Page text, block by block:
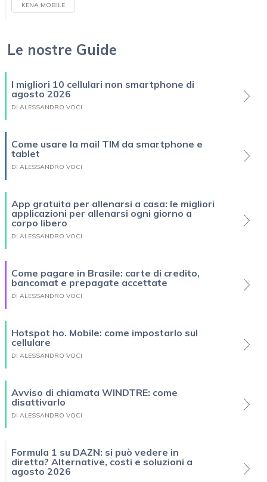
KENA MOBILE
Le nostre Guide
I migliori 10 cellulari non smartphone di
agosto 2026
DI ALESSANDRO VOCI
Come usare la mail TIM da smartphone e
tablet
DI ALESSANDRO VOCI
App gratuita per allenarsi a casa: le migliori
applicazioni per allenarsi ogni giorno a
corpo libero
DI ALESSANDRO VOCI
Come pagare in Brasile: carte di credito,
bancomat e prepagate accettate
DI ALESSANDRO VOCI
Hotspot ho. Mobile: come impostarlo sul
cellulare
DI ALESSANDRO VOCI
Avviso di chiamata WINDTRE: come
disattivarlo
DI ALESSANDRO VOCI
Formula 1 su DAZN: si può vedere in
diretta? Alternative, costi e soluzioni a
agosto 2026